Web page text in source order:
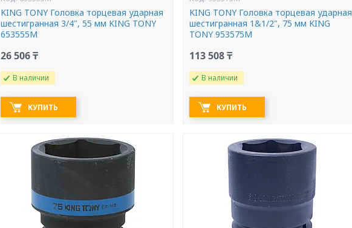
KING TONY Головка торцевая ударная
шестигранная 3/4", 55 мм KING TONY
653555M
26 506 ₸
В наличии
КУПИТЬ
KING TONY Головка торцевая ударная
шестигранная 1&1/2", 75 мм KING
TONY 953575M
113 508 ₸
В наличии
КУПИТЬ